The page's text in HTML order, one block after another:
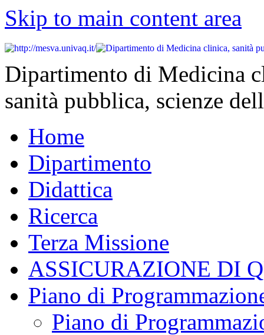
Skip to main content area
Dipartimento di Medicina
sanità pubblica, scienze
Home
Dipartimento
Didattica
Ricerca
Terza Missione
ASSICURAZIONE DI
Piano di
Piano di